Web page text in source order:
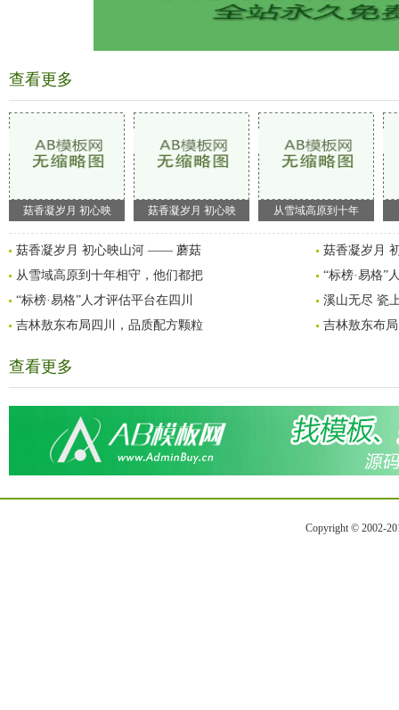
查看更多
菇香凝岁月 初心映 菇香凝岁月 初心映 从雪域高原到十年
菇香凝岁月 初心映山河 —— 蘑菇
菇香凝岁月
从雪域高原到十年相守，他们都把
“标榜·易格”
“标榜·易格”人才评估平台在四川
溪山无尽 瓷
吉林敖东布局四川，品质配方颗粒
吉林敖东布
查看更多
Copyright © 2002-